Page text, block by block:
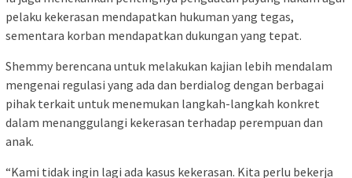
pelaku kekerasan mendapatkan hukuman yang tegas,
sementara korban mendapatkan dukungan yang tepat.
Shemmy berencana untuk melakukan kajian lebih mendalam
mengenai regulasi yang ada dan berdialog dengan berbagai
pihak terkait untuk menemukan langkah-langkah konkret
dalam menanggulangi kekerasan terhadap perempuan dan
anak.
“Kami tidak ingin lagi ada kasus kekerasan. Kita perlu bekerja